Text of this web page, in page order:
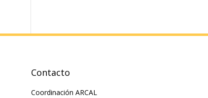
Contacto
Coordinación ARCAL